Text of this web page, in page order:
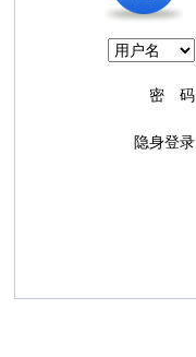
密 码
隐身登录